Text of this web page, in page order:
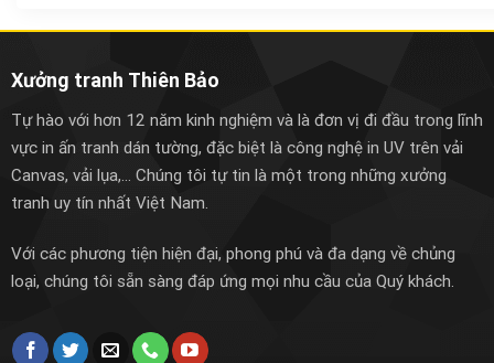
Xưởng tranh Thiên Bảo
Tự hào với hơn 12 năm kinh nghiệm và là đơn vị đi đầu trong lĩnh
vực in ấn tranh dán tường, đặc biệt là công nghệ in UV trên vải
Canvas, vải lụa,... Chúng tôi tự tin là một trong những xưởng
tranh uy tín nhất Việt Nam.
Với các phương tiện hiện đại, phong phú và đa dạng về chủng
loại, chúng tôi sẵn sàng đáp ứng mọi nhu cầu của Quý khách.